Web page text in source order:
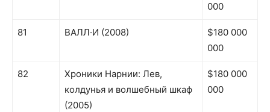
000
81 ВАЛЛ·И (2008)
$180 000
000
82
Хроники Нарнии: Лев,
колдунья и волшебный шкаф
(2005)
$180 000
000